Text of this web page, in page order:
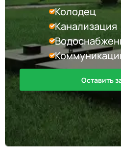
Колодец
Канализация
Оставить